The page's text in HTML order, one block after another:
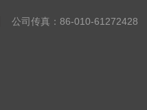
公司传真：86-010-61272428